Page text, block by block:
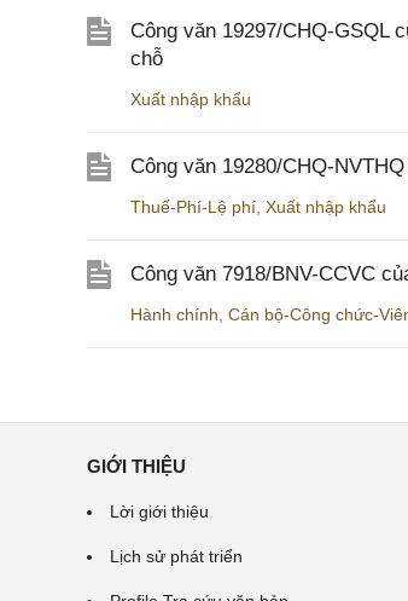
Công văn 19297/CHQ-GSQL
chỗ
Xuất nhập khẩu
Công văn 19280/CHQ-
Thuế-Phí-Lệ phí Xuất nhập khẩu
Công văn 7918/BNV-CCVC
Hành chính Cán bộ-Công chức-
GIỚI THIỆU
Lời giới thiệu
Lịch sử phát triển